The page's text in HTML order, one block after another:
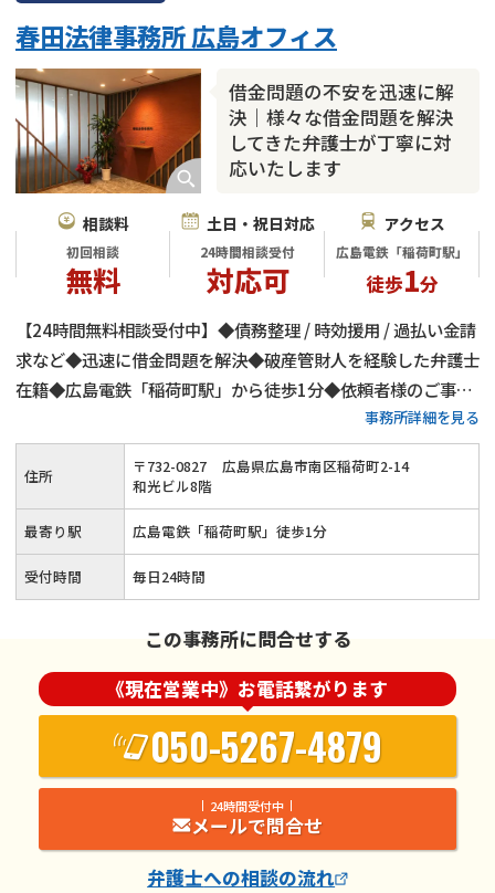
借金問題の不安を迅速に解
決｜様々な借金問題を解決
してきた弁護士が丁寧に対
応いたします
春田法律事務所 広島オフィス
相談料
初回相談
無料
土日・祝日対応
24時間相談受付
対応可
アクセス
広島電鉄「稲荷町駅」
徒歩1分
【24時間無料相談受付中】◆債務整理 / 時効援用 / 過払い金請
求など◆迅速に借金問題を解決◆破産管財人を経験した弁護士
在籍◆広島電鉄「稲荷町駅」から徒歩1分◆依頼者様のご事情
に寄り添った対応◆弁護士費用に関しても柔軟に対応（後払
い・分割払い可能）◆2016年の設立以来、多くの借金問題を
解決
事務所詳細を見る
住所 〒732-0827
広島県広島市南区稲荷町2-14
和光ビル8階
最寄り駅 広島電鉄「稲荷町駅」徒歩1分
受付時間 毎日24時間
この事務所に問合せする
《現在営業中》お電話繋がります
050-5267-4879
24時間受付中
メールで問合せ
弁護士への相談の流れ